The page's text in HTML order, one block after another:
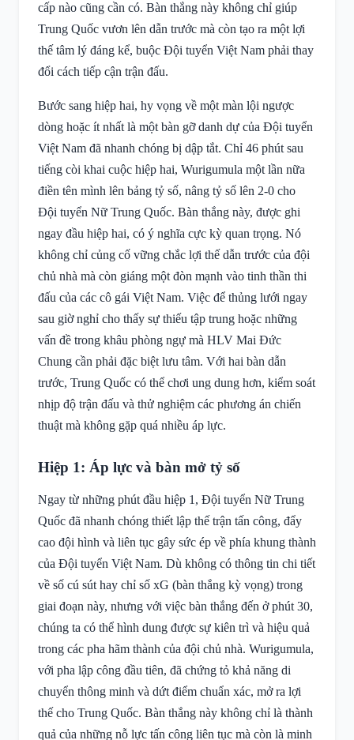
cấp nào cũng cần có. Bàn thắng này không chỉ giúp
Trung Quốc vươn lên dẫn trước mà còn tạo ra một lợi
thế tâm lý đáng kể, buộc Đội tuyển Việt Nam phải thay
đổi cách tiếp cận trận đấu.
Bước sang hiệp hai, hy vọng về một màn lội ngược
dòng hoặc ít nhất là một bàn gỡ danh dự của Đội tuyển
Việt Nam đã nhanh chóng bị dập tắt. Chỉ 46 phút sau
tiếng còi khai cuộc hiệp hai, Wurigumula một lần nữa
điền tên mình lên bảng tỷ số, nâng tỷ số lên 2-0 cho
Đội tuyển Nữ Trung Quốc. Bàn thắng này, được ghi
ngay đầu hiệp hai, có ý nghĩa cực kỳ quan trọng. Nó
không chỉ củng cố vững chắc lợi thế dẫn trước của đội
chủ nhà mà còn giáng một đòn mạnh vào tinh thần thi
đấu của các cô gái Việt Nam. Việc để thủng lưới ngay
sau giờ nghỉ cho thấy sự thiếu tập trung hoặc những
vấn đề trong khâu phòng ngự mà HLV Mai Đức
Chung cần phải đặc biệt lưu tâm. Với hai bàn dẫn
trước, Trung Quốc có thể chơi ung dung hơn, kiểm soát
nhịp độ trận đấu và thử nghiệm các phương án chiến
thuật mà không gặp quá nhiều áp lực.
Hiệp 1: Áp lực và bàn mở tỷ số
Ngay từ những phút đầu hiệp 1, Đội tuyển Nữ Trung
Quốc đã nhanh chóng thiết lập thế trận tấn công, đẩy
cao đội hình và liên tục gây sức ép về phía khung thành
của Đội tuyển Việt Nam. Dù không có thông tin chi tiết
về số cú sút hay chỉ số xG (bàn thắng kỳ vọng) trong
giai đoạn này, nhưng với việc bàn thắng đến ở phút 30,
chúng ta có thể hình dung được sự kiên trì và hiệu quả
trong các pha hãm thành của đội chủ nhà. Wurigumula,
với pha lập công đầu tiên, đã chứng tỏ khả năng di
chuyển thông minh và dứt điểm chuẩn xác, mở ra lợi
thế cho Trung Quốc. Bàn thắng này không chỉ là thành
quả của những nỗ lực tấn công liên tục mà còn là minh